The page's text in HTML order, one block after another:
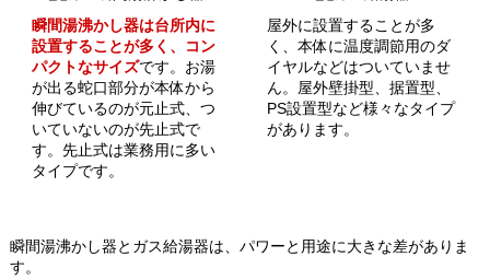
瞬間湯沸かし器は台所内に
設置することが多く、コン
パクトなサイズです。お湯
が出る蛇口部分が本体から
伸びているのが元止式、つ
いていないのが先止式で
す。先止式は業務用に多い
タイプです。
屋外に設置することが多
く、本体に温度調節用のダ
イヤルなどはついていませ
ん。屋外壁掛型、据置型、
PS設置型など様々なタイプ
があります。
瞬間湯沸かし器とガス給湯器は、パワーと用途に大きな差がありま
す。